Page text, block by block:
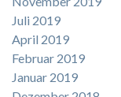
Juli 2019
April 2019
Februar 2019
Januar 2019